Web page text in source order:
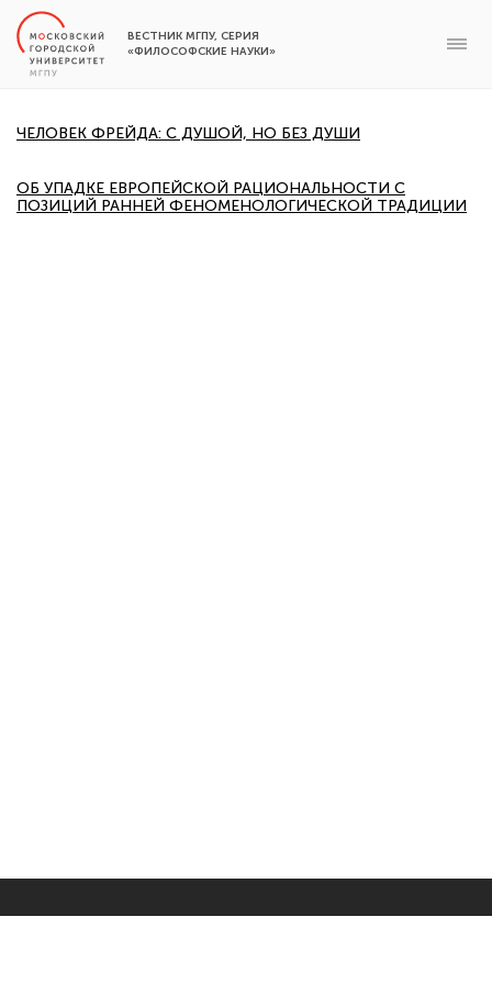
ВЕСТНИК МГПУ, СЕРИЯ
«ФИЛОСОФСКИЕ НАУКИ»
ЧЕЛОВЕК ФРЕЙДА: С ДУШОЙ, НО БЕЗ ДУШИ
ОБ УПАДКЕ ЕВРОПЕЙСКОЙ РАЦИОНАЛЬНОСТИ С
ПОЗИЦИЙ РАННЕЙ ФЕНОМЕНОЛОГИЧЕСКОЙ ТРАДИЦИИ